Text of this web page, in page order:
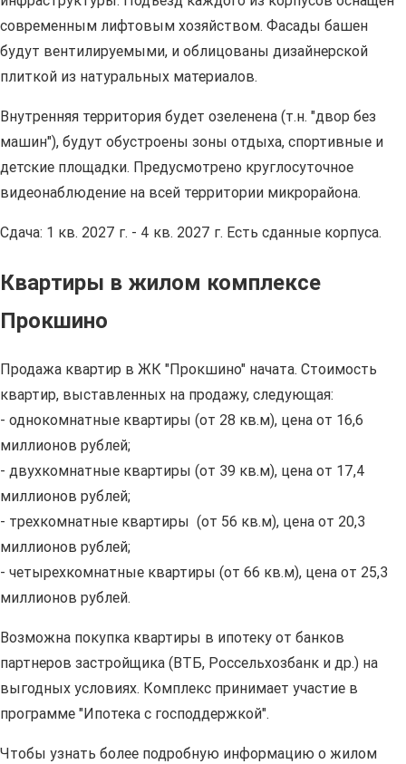
современным лифтовым хозяйством. Фасады башен
будут вентилируемыми, и облицованы дизайнерской
плиткой из натуральных материалов.
Внутренняя территория будет озеленена (т.н. "двор без
машин"), будут обустроены зоны отдыха, спортивные и
детские площадки. Предусмотрено круглосуточное
видеонаблюдение на всей территории микрорайона.
Сдача: 1 кв. 2027 г. - 4 кв. 2027 г. Есть сданные корпуса.
Квартиры в жилом комплексе
Прокшино
Продажа квартир в ЖК "Прокшино" начата. Стоимость
квартир, выставленных на продажу, следующая:
- однокомнатные квартиры (от 28 кв.м), цена от 16,6
миллионов рублей;
- двухкомнатные квартиры (от 39 кв.м), цена от 17,4
миллионов рублей;
- трехкомнатные квартиры (от 56 кв.м), цена от 20,3
миллионов рублей;
- четырехкомнатные квартиры (от 66 кв.м), цена от 25,3
миллионов рублей.
Возможна покупка квартиры в ипотеку от банков
партнеров застройщика (ВТБ, Россельхозбанк и др.) на
выгодных условиях. Комплекс принимает участие в
программе "Ипотека с господдержкой".
Чтобы узнать более подробную информацию о жилом